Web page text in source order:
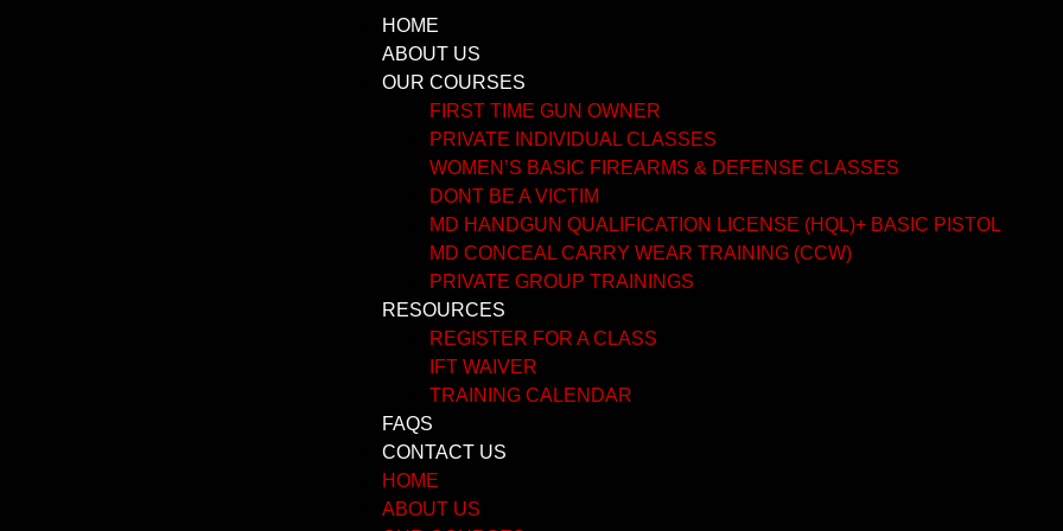
HOME
ABOUT US
OUR COURSES
FIRST TIME GUN OWNER
PRIVATE INDIVIDUAL CLASSES
WOMEN’S BASIC FIREARMS & DEFENSE CLASSES
DONT BE A VICTIM
MD HANDGUN QUALIFICATION LICENSE (HQL)+ BASIC PISTOL
MD CONCEAL CARRY WEAR TRAINING (CCW)
PRIVATE GROUP TRAININGS
RESOURCES
REGISTER FOR A CLASS
IFT WAIVER
TRAINING CALENDAR
FAQS
CONTACT US
HOME
ABOUT US